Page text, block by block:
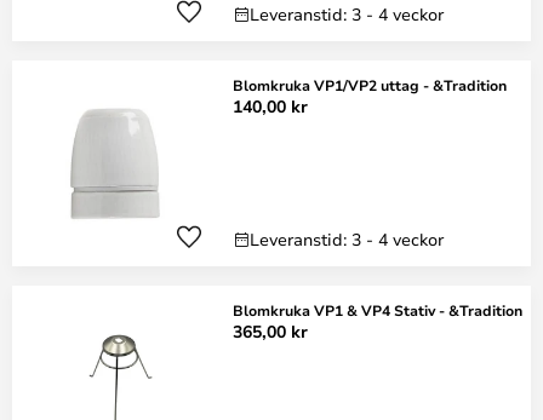
Leveranstid: 3 - 4 veckor
Blomkruka VP1/VP2 uttag - &Tradition
140,00 kr
Leveranstid: 3 - 4 veckor
Blomkruka VP1 & VP4 Stativ - &Tradition
365,00 kr